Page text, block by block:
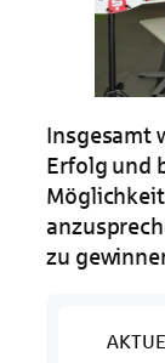
Insgesamt
Erfolg und
zu